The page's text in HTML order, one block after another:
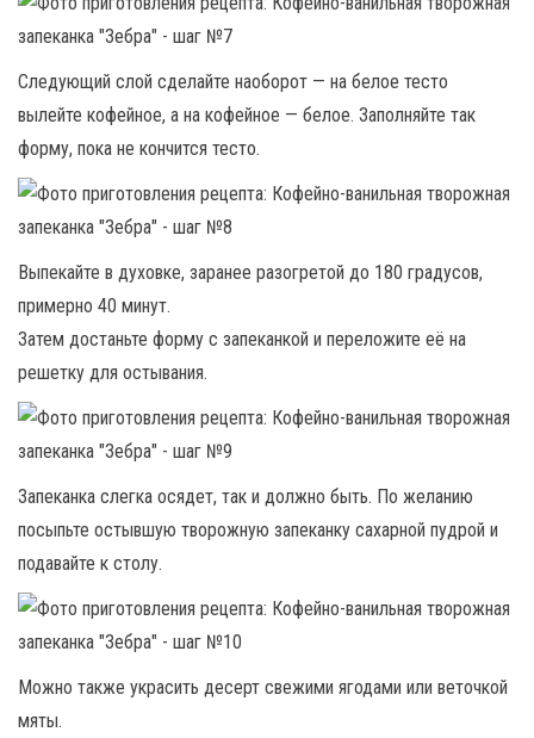
Следующий слой сделайте наоборот — на белое тесто
вылейте кофейное, а на кофейное — белое. Заполняйте так
форму, пока не кончится тесто.
Выпекайте в духовке, заранее разогретой до 180 градусов,
примерно 40 минут.
Затем достаньте форму с запеканкой и переложите её на
решетку для остывания.
Запеканка слегка осядет, так и должно быть. По желанию
посыпьте остывшую творожную запеканку сахарной пудрой и
подавайте к столу.
Можно также украсить десерт свежими ягодами или веточкой
мяты.